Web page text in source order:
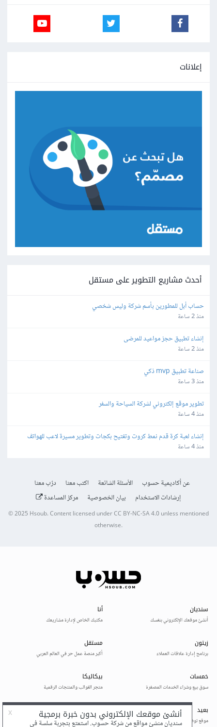
إعلانات
أحدث مشاريع التطوير على مستقل
حساب أبل للمطورين بأسم شركة وليس شخصي
منذ 2 ساعة
إنشاء تطبيق حجز مواعيد للمرضى
منذ 2 ساعة
صناعة تطبيق mvp ذكي
منذ 3 ساعة
تطوير موقع إلكتروني لشركة السياحة والسفر
منذ 4 ساعة
إنشاء لعبة كرة قدم نمط كروت وتفتيح بكجات وتطوير مسيرة لاعب للهواتف
منذ 4 ساعة
عن أكاديمية حسوب الأسئلة الشائعة اكتب معنا
درّب معنا
إرشادات الاستخدام
بيان الخصوصية مركز المساعدة
© 2025 Hsoub.Content licensed underCC BY-NC-SA 4.0unless mentioned
otherwise.